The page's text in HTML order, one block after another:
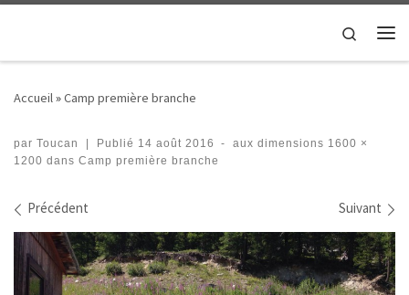
Search
Accueil»Camp première branche
par Toucan Publié 14 août 2016 - aux dimensions 1600 ×
1200 dans Camp première branche
Navigation des images
Précédent Suivant